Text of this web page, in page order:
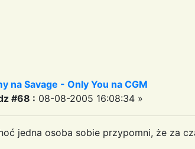
na Savage - Only You na CGM
#68 : 08-08-2005 16:08:34 »
jedna osoba sobie przypomni, że za